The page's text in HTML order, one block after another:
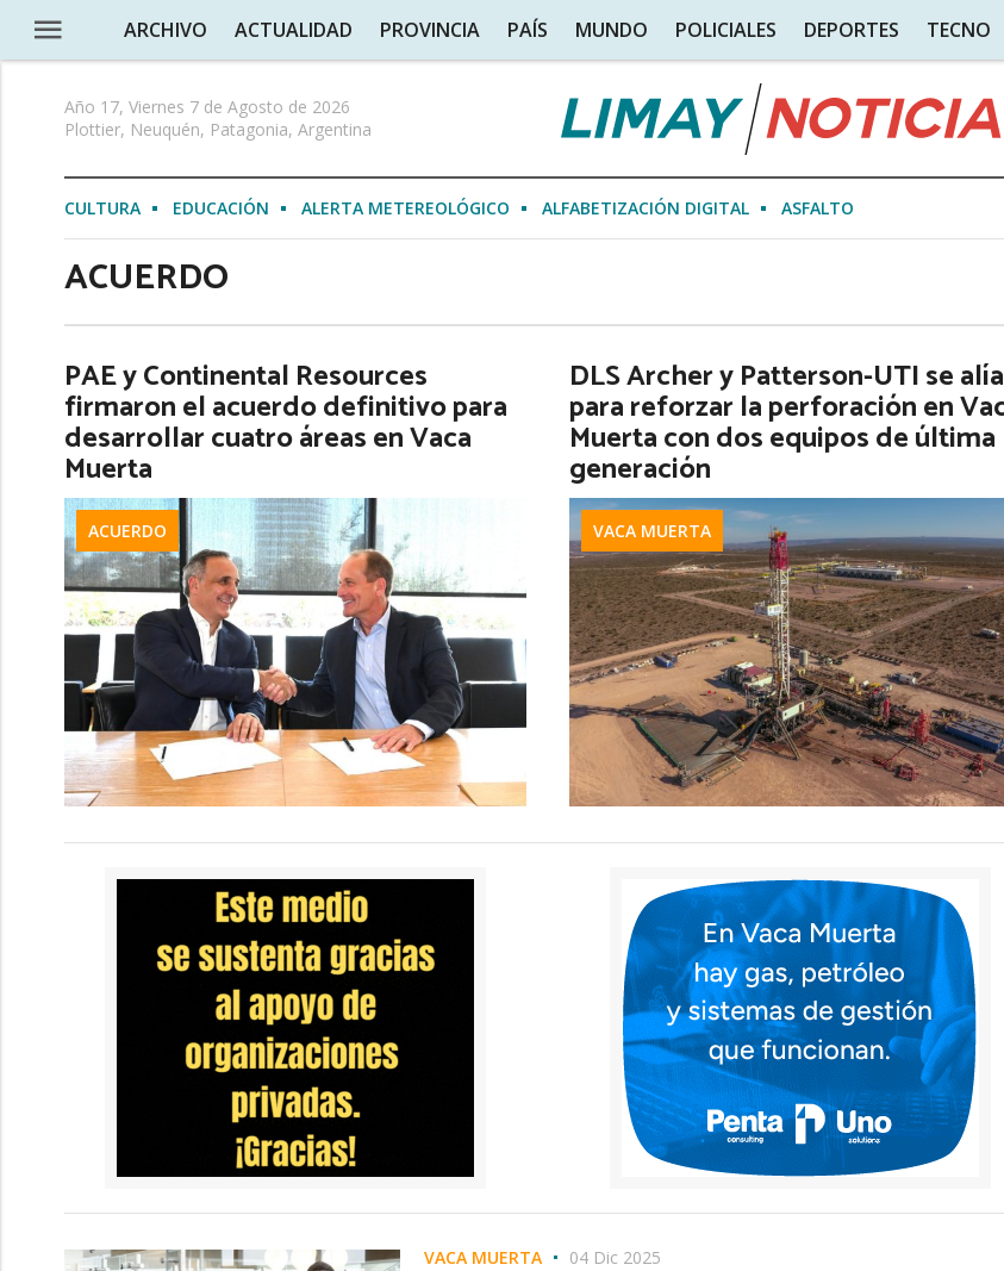
ARCHIVO ACTUALIDAD PROVINCIA PAÍS MUNDO POLICIALES DEPORTES TECNO
Año 17, Viernes 7 de Agosto de 2026
Plottier, Neuquén, Patagonia, Argentina
CULTURA EDUCACIÓN ALERTA METEREOLÓGICO ALFABETIZACIÓN DIGITAL ASFALTO
ACUERDO
PAE y Continental Resources
firmaron el acuerdo definitivo para
desarrollar cuatro áreas en Vaca
Muerta
ACUERDO
DLS Archer y Patterson-UTI se
para reforzar la perforación en
Muerta con dos equipos de última
generación
VACA MUERTA
VACA MUERTA 04 Dic 2025